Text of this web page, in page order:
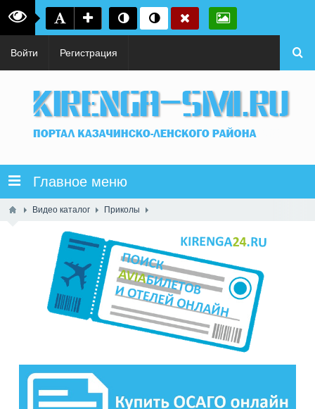
Войти Регистрация
Главное меню
Видео каталог Приколы